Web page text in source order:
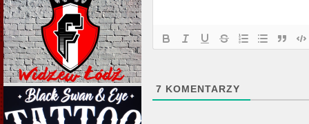
7 KOMENTARZY